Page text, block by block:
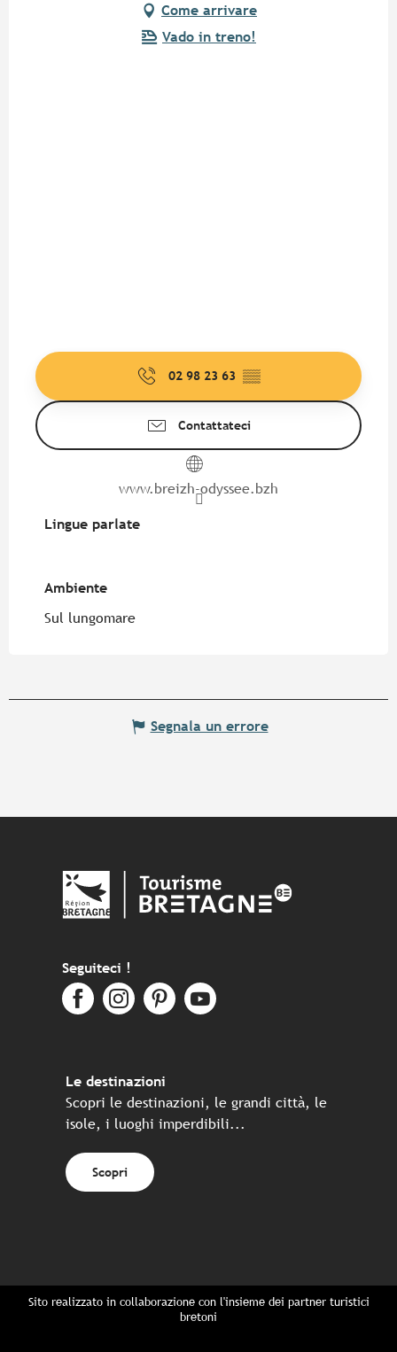
Come arrivare
Vado in treno!
02 98 23 63 ▒▒
Contattateci
www.breizh-odyssee.bzh
Lingue parlate
Lingue parlate
Ambiente
Ambiente
Sul lungomare
Segnala un errore
Seguiteci !
Le destinazioni
Scopri le destinazioni, le grandi città, le
isole, i luoghi imperdibili...
Scopri
Sito realizzato in collaborazione con l'insieme dei partner turistici
bretoni